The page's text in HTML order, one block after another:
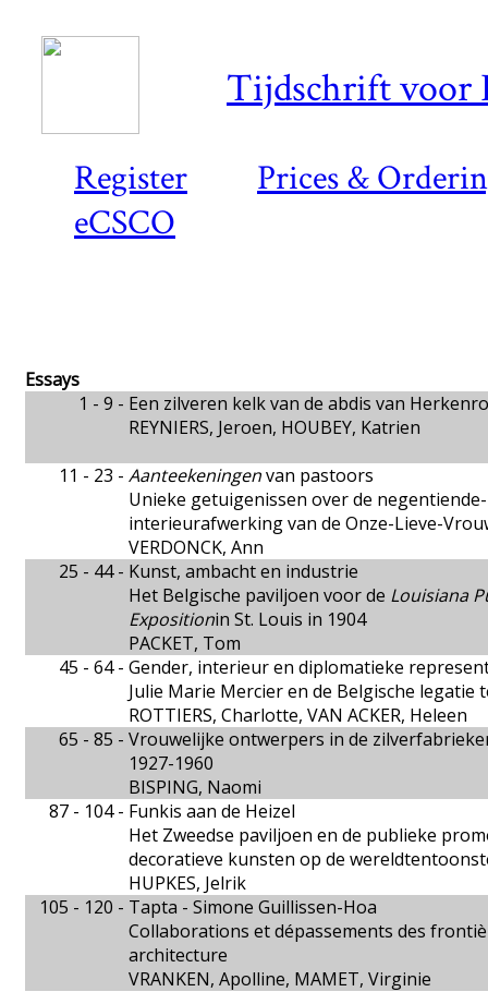
Register
Prices &
eCSCO
Tijdschrift voor
Essays
1 - 9 - Een zilveren kelk van de abdis van
REYNIERS, Jeroen, HOUBEY, Katrien
11 - 23 - Aanteekeningenvan pastoors
Unieke getuigenissen over de
interieurafwerking van de Onze-Lieve-
VERDONCK, Ann
25 - 44 - Kunst, ambacht en industrie
Het Belgische paviljoen voor de Louisiana
Expositionin St. Louis in 1904
PACKET, Tom
45 - 64 - Gender, interieur en diplomatieke
Julie Marie Mercier en de Belgische legatie
ROTTIERS, Charlotte, VAN ACKER, Heleen
65 - 85 - Vrouwelijke ontwerpers in de
1927-1960
BISPING, Naomi
87 - 104 - Funkis aan de Heizel
Het Zweedse paviljoen en de publieke
decoratieve kunsten op de
HUPKES, Jelrik
105 - 120 - Tapta - Simone Guillissen-Hoa
Collaborations et dépassements des
architecture
VRANKEN, Apolline, MAMET, Virginie